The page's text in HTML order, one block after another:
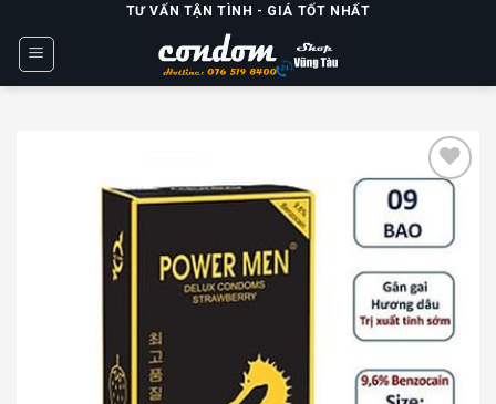
content
TƯ VẤN TẬN TÌNH - GIÁ TỐT NHẤT
Add to